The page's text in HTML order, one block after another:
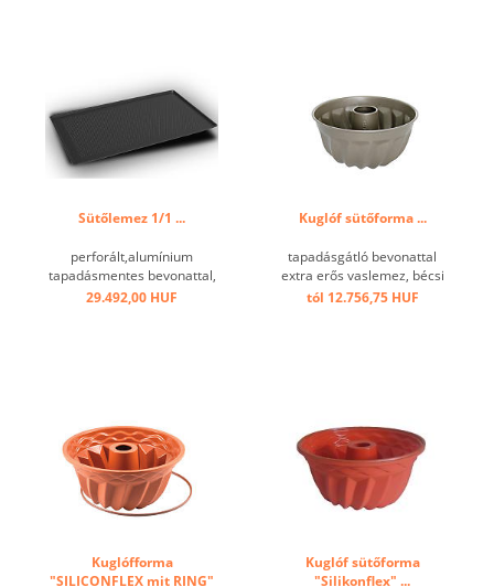
Sütőlemez 1/1 ...
perforált,alumínium
tapadásmentes bevonattal,
kb. 3 mm, enyhén emelt
29.492,00 HUF
Kuglóf sütőforma ...
tapadásgátló bevonattal
extra erős vaslemez, bécsi
forma ...
tól 12.756,75 HUF
Kuglófforma
"SILICONFLEX mit RING"
Kuglóf sütőforma
"Silikonflex" ...